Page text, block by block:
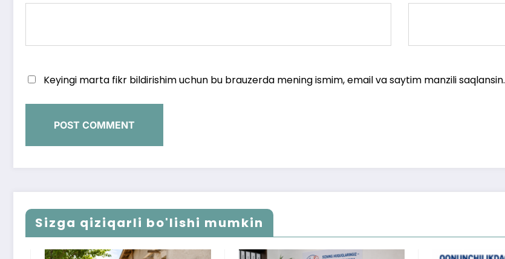
Keyingi marta fikr bildirishim uchun bu brauzerda mening ismim, email va saytim manzili saqlansin.
Sizga qiziqarli bo'lishi mumkin